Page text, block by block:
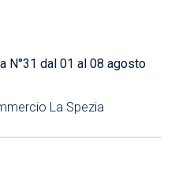
N°31 dal 01 al 08 agosto
La Spezia